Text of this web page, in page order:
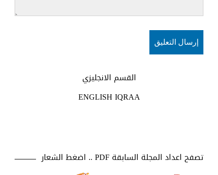
القسم الانجليزي
ENGLISH IQRAA
تصفح اعداد المجلة السابقة PDF .. اضغط الشعار